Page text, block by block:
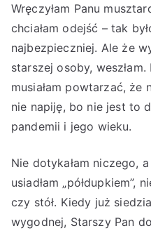
Wręczyłam Panu
chciałam odejść – tak
najbezpieczniej. Ale że
starszej osoby,
musiałam powtarzać,
nie napiję, bo nie jest to
pandemii i jego wieku.
Nie dotykałam niczego,
usiadłam „półdupkiem”,
czy stół. Kiedy już
wygodnej, Starszy Pan